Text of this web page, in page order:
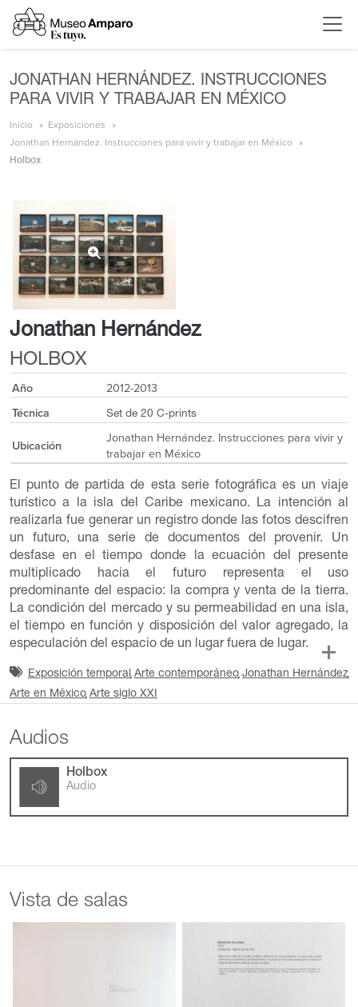
JONATHAN HERNÁNDEZ. INSTRUCCIONES
PARA VIVIR Y TRABAJAR EN MÉXICO
Inicio
Exposiciones
Jonathan Hernández. Instrucciones para vivir y trabajar en México
Holbox
Jonathan Hernández
HOLBOX
Año
2012-2013
Técnica
Set de 20 C-prints
Ubicación
Jonathan Hernández. Instrucciones para vivir y
trabajar en México
El punto de partida de esta serie fotográfica es un viaje
turístico a la isla del Caribe mexicano. La intención al
realizarla fue generar un registro donde las fotos descifren
un futuro, una serie de documentos del provenir. Un
desfase en el tiempo donde la ecuación del presente
multiplicado hacia el futuro representa el uso
predominante del espacio: la compra y venta de la tierra.
La condición del mercado y su permeabilidad en una isla,
el tiempo en función y disposición del valor agregado, la
especulación del espacio de un lugar fuera de lugar.
Exposición temporal Arte contemporáneo Jonathan Hernández
Arte en México Arte siglo XXI
Audios
Holbox
Audio
Vista de salas